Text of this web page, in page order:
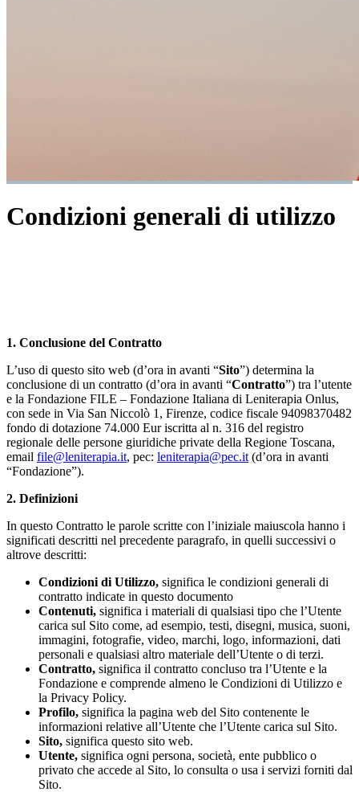
Condizioni generali di utilizzo
1. Conclusione del Contratto
L’uso di questo sito web (d’ora in avanti “Sito”) determina la
conclusione di un contratto (d’ora in avanti “Contratto”) tra l’utente
e la Fondazione FILE – Fondazione Italiana di Leniterapia Onlus,
con sede in Via San Niccolò 1, Firenze, codice fiscale 94098370482
fondo di dotazione 74.000 Eur iscritta al n. 316 del registro
regionale delle persone giuridiche private della Regione Toscana,
email file@leniterapia.it, pec: leniterapia@pec.it (d’ora in avanti
“Fondazione”).
2. Definizioni
In questo Contratto le parole scritte con l’iniziale maiuscola hanno i
significati descritti nel precedente paragrafo, in quelli successivi o
altrove descritti:
Condizioni di Utilizzo, significa le condizioni generali di
contratto indicate in questo documento
Contenuti, significa i materiali di qualsiasi tipo che l’Utente
carica sul Sito come, ad esempio, testi, disegni, musica, suoni,
immagini, fotografie, video, marchi, logo, informazioni, dati
personali e qualsiasi altro materiale dell’Utente o di terzi.
Contratto, significa il contratto concluso tra l’Utente e la
Fondazione e comprende almeno le Condizioni di Utilizzo e
la Privacy Policy.
Profilo, significa la pagina web del Sito contenente le
informazioni relative all’Utente che l’Utente carica sul Sito.
Sito, significa questo sito web.
Utente, significa ogni persona, società, ente pubblico o
privato che accede al Sito, lo consulta o usa i servizi forniti dal
Sito.